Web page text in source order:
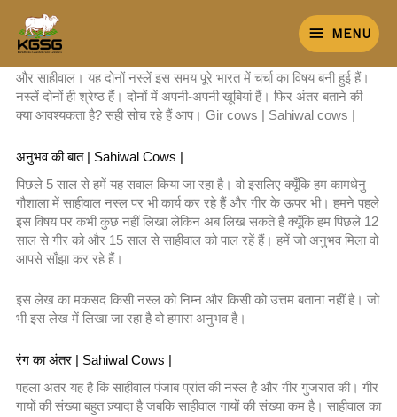
content
MENU
MENU
और साहीवाल। यह दोनों नस्लें इस समय पूरे भारत में चर्चा का विषय बनी हुई हैं।
नस्लें दोनों ही श्रेष्ठ हैं। दोनों में अपनी-अपनी खूबियां हैं। फिर अंतर बताने की
क्या आवश्यकता है? सही सोच रहे हैं आप। Gir cows | Sahiwal cows |
अनुभव की बात | Sahiwal Cows |
पिछले 5 साल से हमें यह सवाल किया जा रहा है। वो इसलिए क्यूँकि हम कामधेनु
गौशाला में साहीवाल नस्ल पर भी कार्य कर रहे हैं और गीर के ऊपर भी। हमने पहले
इस विषय पर कभी कुछ नहीं लिखा लेकिन अब लिख सकते हैं क्यूँकि हम पिछले 12
साल से गीर को और 15 साल से साहीवाल को पाल रहें हैं। हमें जो अनुभव मिला वो
आपसे साँझा कर रहे हैं।
इस लेख का मकसद किसी नस्ल को निम्न और किसी को उत्तम बताना नहीं है। जो
भी इस लेख में लिखा जा रहा है वो हमारा अनुभव है।
रंग का अंतर | Sahiwal Cows |
पहला अंतर यह है कि साहीवाल पंजाब प्रांत की नस्ल है और गीर गुजरात की। गीर
गायों की संख्या बहुत ज़्यादा है जबकि साहीवाल गायों की संख्या कम है। साहीवाल का